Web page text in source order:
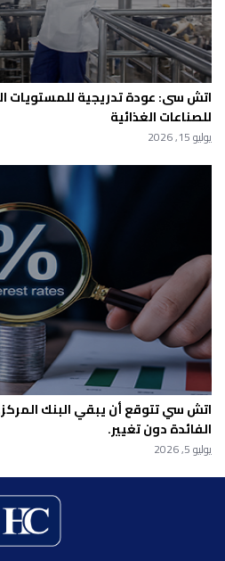
اتش سى: عودة تدريجية للمستويات
للصناعات الغذائية
يوليو 15, 2026
اتش سي تتوقع أن يبقي البنك
الفائدة دون تغيير.
يوليو 5, 2026